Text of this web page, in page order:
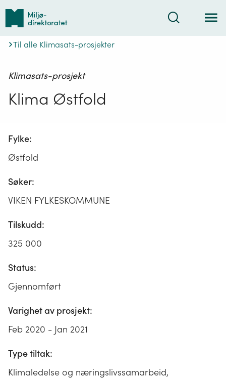
Tilbake
forsiden
Søk
Til alle Klimasats-prosjekter
Klimasats-prosjekt
Klima Østfold
Fylke:
Østfold
Søker:
VIKEN FYLKESKOMMUNE
Tilskudd:
325 000
Status:
Gjennomført
Varighet av prosjekt:
Feb 2020 - Jan 2021
Type tiltak:
Klimaledelse og næringslivssamarbeid,